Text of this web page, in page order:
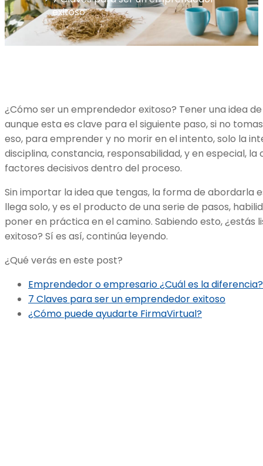
exitoso
¿Cómo ser un emprendedor exitoso? Tener una idea
aunque esta es clave para el siguiente paso, si no
eso, para emprender y no morir en el intento, solo la
disciplina, constancia, responsabilidad, y en especial,
factores decisivos dentro del proceso.
Sin importar la idea que tengas, la forma de abordarla
llega solo, y es el producto de una serie de pasos,
poner en práctica en el camino. Sabiendo esto, ¿estás
exitoso? Sí es así, continúa leyendo.
¿Qué verás en este post?
Emprendedor o empresario ¿Cuál es la diferencia?
7 Claves para ser un emprendedor exitoso
¿Cómo puede ayudarte FirmaVirtual?